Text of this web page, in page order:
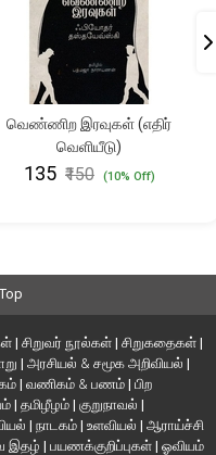
வெண்ணிற இரவுகள் (எதிர்
வெளியீடு)
₹135 ₹150 (10% Off)
| சிறுவர் நூல்கள் | சிறுகதைகள் |
| அரசியல் & சமூக அறிவியல் |
| வணிகம் & பணம் | பிற
| தமிழீழம் | குறுநாவல் |
| நாடகம் | உளவியல் | ஆராய்ச்சி
இதழ் | பயணக்குறிப்புகள் | ஓவியம்